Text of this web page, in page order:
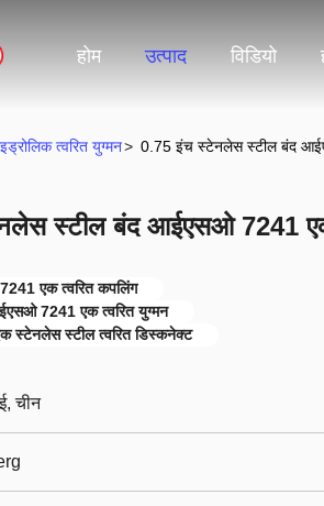
होम उत्पाद विडियो
त्वरित युग्मन> 0.75 इंच स्टेनलेस स्टील बंद
स्टील बंद आईएसओ 7241
एक त्वरित कपलिंग
7241 एक त्वरित युग्मन
स्टील त्वरित डिस्कनेक्ट
चीन